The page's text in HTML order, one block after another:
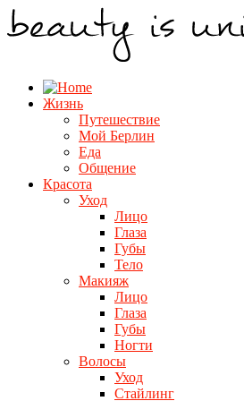
Жизнь
Путешествие
Мой Берлин
Еда
Общение
Красота
Уход
Лицо
Глаза
Губы
Тело
Макияж
Лицо
Глаза
Губы
Ногти
Волосы
Уход
Стайлинг